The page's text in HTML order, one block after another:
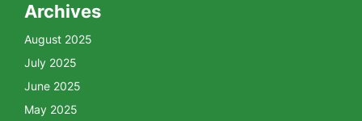
Archives
August 2025
July 2025
June 2025
May 2025